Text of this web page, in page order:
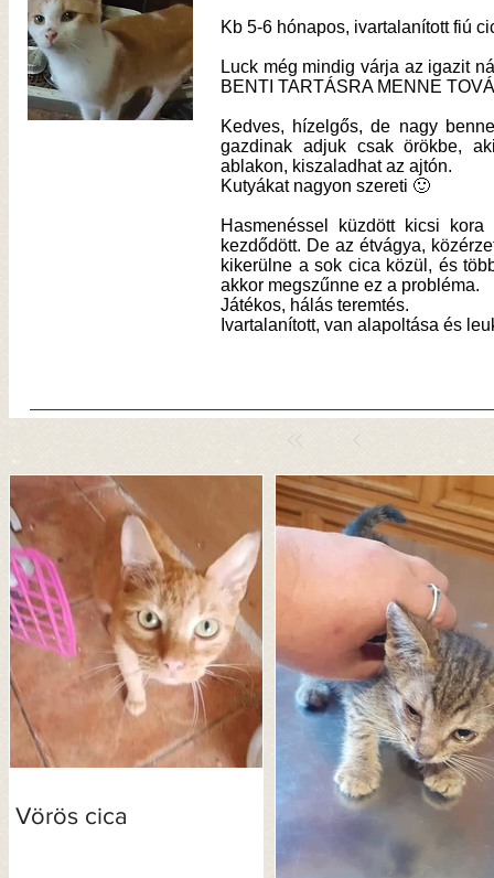
Kb 5-6 hónapos, ivartalanított fiú
Luck még mindig várja az igazit
BENTI TARTÁSRA MENNE
Kedves, hízelgős, de nagy
gazdinak adjuk csak örökbe,
ablakon, kiszaladhat az ajtón.
Kutyákat nagyon szereti 🙂
Hasmenéssel küzdött kicsi
kezdődött. De az étvágya,
kikerülne a sok cica közül, és
akkor megszűnne ez a probléma.
Játékos, hálás teremtés.
Ivartalanított, van alapoltása és
Vörös cica